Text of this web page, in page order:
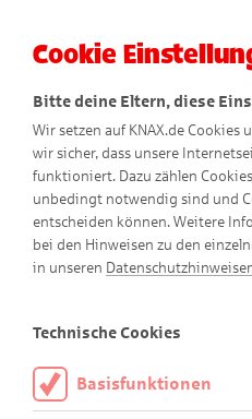
Cookie
Bitte deine Eltern, diese
Wir setzen auf KNAX.de Cookies
wir sicher, dass unsere
funktioniert. Dazu zählen
unbedingt notwendig sind und
entscheiden können. Weitere
bei den Hinweisen zu den
in unseren
Technische Cookies
Basisfunktionen